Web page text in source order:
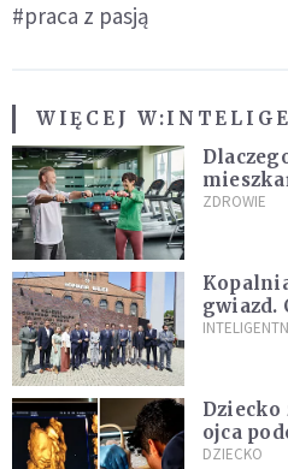
#praca z pasją
WIĘCEJ W:
ZDROWIE
gwiazd.
„Dolina
Dziecko
ojca
podbija
DZIECKO